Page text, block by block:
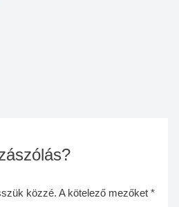
közzé. A kötelező mezőket *